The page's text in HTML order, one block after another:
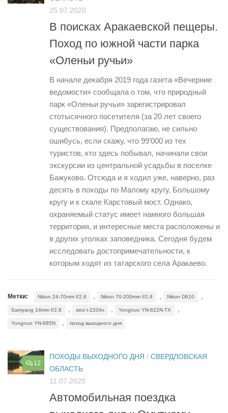
25.07.2020
В поисках Аракаевской пещеры.
Поход по южной части парка
«Оленьи ручьи»
В начале декабря 2019 года газета «Вечерние
ведомости» сообщала о том, что природный
парк «Оленьи ручьи» зарегистрировал
стотысячного посетителя (за 20 лет своего
существования). Предполагаю, не сильно
ошибусь, если скажу, что 99’000 из тех
туристов, кто здесь побывал, начинали свои
экскурсии из центральной усадьбы в поселке
Бажуково. Отсюда и я ходил уже, наверно, раз
десять в походы по Малому кругу, Большому
кругу и к скале Карстовый мост. Однако,
охраняемый статус имеет намного большая
территория, и интересные места расположены и
в других уголках заповедника. Сегодня будем
исследовать достопримечательности, к
которым ходят из татарского села Аракаево.
Метки: Nikon 24-70mm f/2.8 Nikon 70-200mm f/2.8 Nikon D610
Samyang 14mm f/2.8 sirui t-2204x Yongnuo YN-622N-TX
Yongnuo YN-685N поход выходного дня
12
ПОХОДЫ ВЫХОДНОГО ДНЯ / СВЕРДЛОВСКАЯ
ОБЛАСТЬ
11.07.2020
Автомобильная поездка